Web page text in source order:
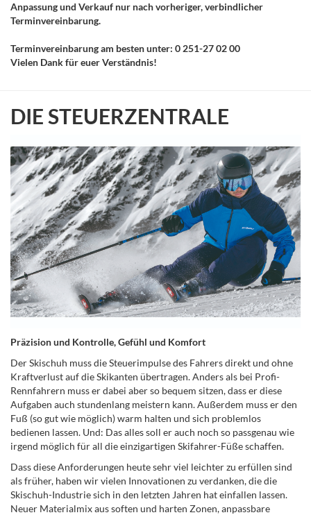
Anpassung und Verkauf nur nach vorheriger, verbindlicher
Terminvereinbarung.
Terminvereinbarung am besten unter: 0 251-27 02 00
Vielen Dank für euer Verständnis!
DIE STEUERZENTRALE
Präzision und Kontrolle, Gefühl und Komfort
Der Skischuh muss die Steuerimpulse des Fahrers direkt und ohne
Kraftverlust auf die Skikanten übertragen. Anders als bei Profi-
Rennfahrern muss er dabei aber so bequem sitzen, dass er diese
Aufgaben auch stundenlang meistern kann. Außerdem muss er den
Fuß (so gut wie möglich) warm halten und sich problemlos
bedienen lassen. Und: Das alles soll er auch noch so passgenau wie
irgend möglich für all die einzigartigen Skifahrer-Füße schaffen.
Dass diese Anforderungen heute sehr viel leichter zu erfüllen sind
als früher, haben wir vielen Innovationen zu verdanken, die die
Skischuh-Industrie sich in den letzten Jahren hat einfallen lassen.
Neuer Materialmix aus soften und harten Zonen, anpassbare